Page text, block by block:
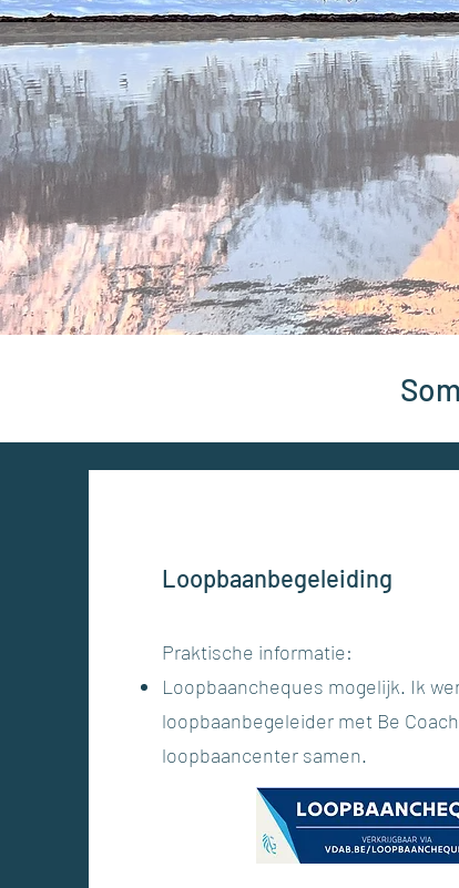
Loopbaanbegeleiding
Praktische informatie:
Loopbaancheques mogelijk. Ik
loopbaanbegeleider met Be
loopbaancenter samen.​